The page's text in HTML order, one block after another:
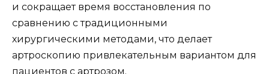
и сокращает время восстановления по
сравнению с традиционными
хирургическими методами, что делает
артроскопию привлекательным вариантом для
пациентов с артрозом.